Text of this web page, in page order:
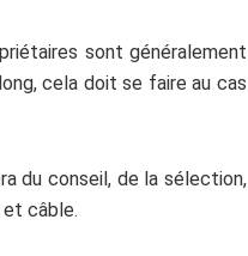
sont généralement
cela doit se faire au cas
du conseil, de la sélection,
câble.